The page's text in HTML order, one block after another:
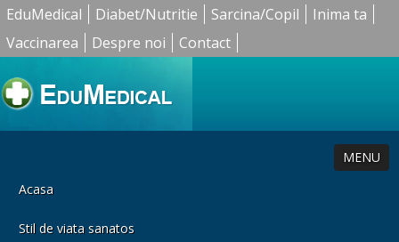
EduMedical Diabet/Nutritie Sarcina/Copil
Inima ta
Vaccinarea
Despre noi Contact
MENU
Acasa
Stil de viata sanatos